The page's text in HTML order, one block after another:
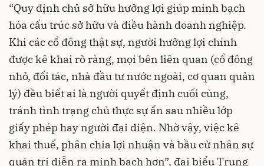
“Quy định chủ sở hữu hưởng lợi giúp minh bạch
hóa cấu trúc sở hữu và điều hành doanh nghiệp.
Khi các cổ đông thật sự, người hưởng lợi chính
được kê khai rõ ràng, mọi bên liên quan (cổ đông
nhỏ, đối tác, nhà đầu tư nước ngoài, cơ quan quản
lý) đều biết ai là người quyết định cuối cùng,
tránh tình trạng chủ thực sự ẩn sau nhiều lớp
giấy phép hay người đại diện. Nhờ vậy, việc kê
khai thuế, phân chia lợi nhuận và bầu cử nhân sự
quản trị diễn ra minh bạch hơn”, đại biểu Trung